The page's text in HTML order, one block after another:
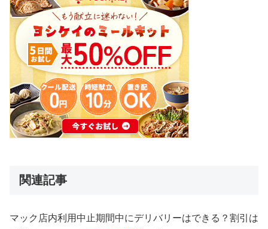
関連記事
マック店内利用中止期間中にデリバリーはできる？割引は